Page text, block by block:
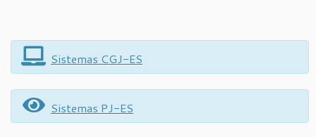
Sistemas CGJ-ES
Sistemas PJ-ES